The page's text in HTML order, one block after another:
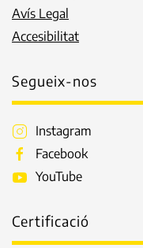
Avís Legal
Accesibilitat
Segueix-nos
Instagram
Facebook
YouTube
Certificació